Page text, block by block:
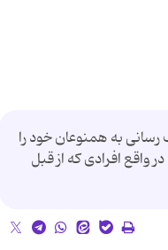
به همنوعان خود را
واقع افرادی که از قبل